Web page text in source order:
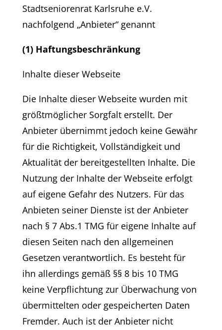
Stadtseniorenrat Karlsruhe e.V.
nachfolgend „Anbieter“ genannt
(1) Haftungsbeschränkung
Inhalte dieser Webseite
Die Inhalte dieser Webseite wurden mit
größtmöglicher Sorgfalt erstellt. Der
Anbieter übernimmt jedoch keine Gewähr
für die Richtigkeit, Vollständigkeit und
Aktualität der bereitgestellten Inhalte. Die
Nutzung der Inhalte der Webseite erfolgt
auf eigene Gefahr des Nutzers. Für das
Anbieten seiner Dienste ist der Anbieter
nach § 7 Abs.1 TMG für eigene Inhalte auf
diesen Seiten nach den allgemeinen
Gesetzen verantwortlich. Es besteht für
ihn allerdings gemäß §§ 8 bis 10 TMG
keine Verpflichtung zur Überwachung von
übermittelten oder gespeicherten Daten
Fremder. Auch ist der Anbieter nicht